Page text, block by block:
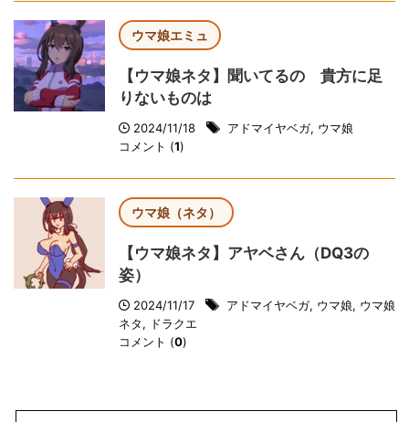
ウマ娘エミュ
【ウマ娘ネタ】聞いてるの 貴方に足
りないものは
2024/11/18 アドマイヤベガ, ウマ娘
コメント (1)
ウマ娘（ネタ）
【ウマ娘ネタ】アヤベさん（DQ3の
姿）
2024/11/17 アドマイヤベガ, ウマ娘, ウマ娘
ネタ, ドラクエ
コメント (0)